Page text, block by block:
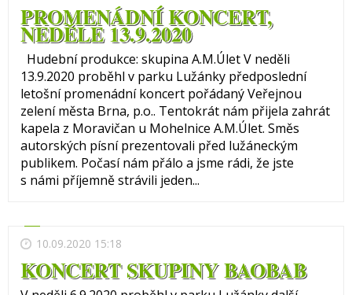
PROMENÁDNÍ KONCERT,
NEDĚLE 13.9.2020
Hudební produkce: skupina A.M.Úlet V neděli
13.9.2020 proběhl v parku Lužánky předposlední
letošní promenádní koncert pořádaný Veřejnou
zelení města Brna, p.o.. Tentokrát nám přijela zahrát
kapela z Moravičan u Mohelnice A.M.Úlet. Směs
autorských písní prezentovali před lužáneckým
publikem. Počasí nám přálo a jsme rádi, že jste
s námi příjemně strávili jeden...
10.09.2020 15:18
KONCERT SKUPINY BAOBAB